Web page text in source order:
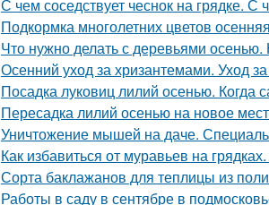
С чем соседствует чеснок на грядке.
Подкормка многолетних цветов
Что нужно делать с деревьями
Осенний уход за хризантемами. Уход
Посадка луковиц лилий осенью. Когда
Пересадка лилий осенью на новое
Уничтожение мышей на даче.
Как избавиться от муравьев на
Сорта баклажанов для теплицы из
Работы в саду в сентябре в